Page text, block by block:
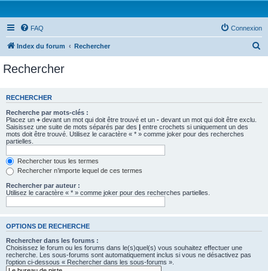
FAQ Connexion
Index du forum Rechercher
e
Rechercher
RECHERCHER
Recherche par mots-clés :
Placez un + devant un mot qui doit être trouvé et un - devant un mot qui doit être exclu.
Saisissez une suite de mots séparés par des | entre crochets si uniquement un des
mots doit être trouvé. Utilisez le caractère « * » comme joker pour des recherches
partielles.
Rechercher tous les termes
Rechercher n’importe lequel de ces termes
Rechercher par auteur :
Utilisez le caractère « * » comme joker pour des recherches partielles.
OPTIONS DE RECHERCHE
Rechercher dans les forums :
Choisissez le forum ou les forums dans le(s)quel(s) vous souhaitez effectuer une
recherche. Les sous-forums sont automatiquement inclus si vous ne désactivez pas
l’option ci-dessous « Rechercher dans les sous-forums ».